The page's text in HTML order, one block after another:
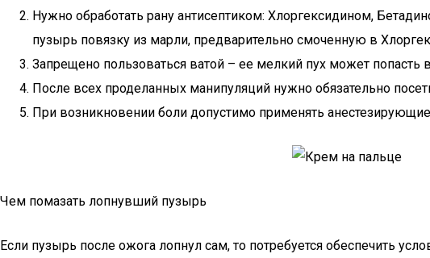
Нужно обработать рану антисептиком: Хлоргексидином,
пузырь повязку из марли, предварительно смоченную в
Запрещено пользоваться ватой – ее мелкий пух может попасть
После всех проделанных манипуляций нужно обязательно
При возникновении боли допустимо применять
Чем помазать лопнувший пузырь
Если пузырь после ожога лопнул сам, то потребуется обеспечить